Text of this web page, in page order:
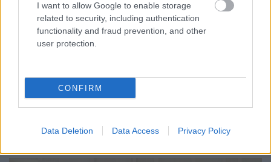
I want to allow Google to enable storage
related to security, including authentication
functionality and fraud prevention, and other
user protection.
CONFIRM
Data Deletion Data Access Privacy Policy